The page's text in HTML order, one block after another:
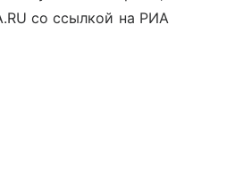
со ссылкой на РИА